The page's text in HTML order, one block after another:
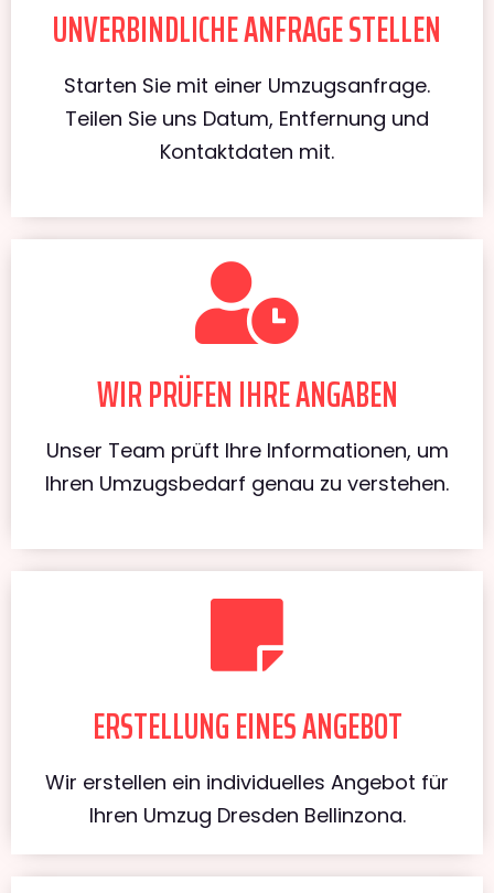
UNVERBINDLICHE ANFRAGE STELLEN
Starten Sie mit einer Umzugsanfrage.
Teilen Sie uns Datum, Entfernung und
Kontaktdaten mit.
WIR PRÜFEN IHRE ANGABEN
Unser Team prüft Ihre Informationen, um
Ihren Umzugsbedarf genau zu verstehen.
ERSTELLUNG EINES ANGEBOT
Wir erstellen ein individuelles Angebot für
Ihren Umzug Dresden Bellinzona.